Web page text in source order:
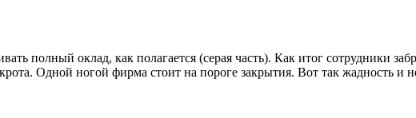
полный оклад, как полагается (серая часть). Как итог сотрудники
Одной ногой фирма стоит на пороге закрытия. Вот так жадность и